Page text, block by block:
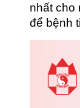
nhất cho
để bệnh